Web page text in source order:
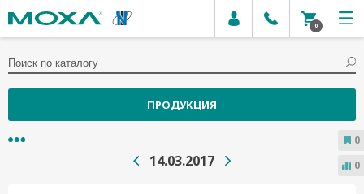
0
ПРОДУКЦИЯ
14.03.2017
0
0